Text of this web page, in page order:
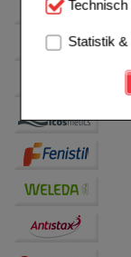
Technisch
Website
werden kann.
Besuchers
anzupassen.
auch auf Ihre
anzuzeigen
betreiben.
Statistik